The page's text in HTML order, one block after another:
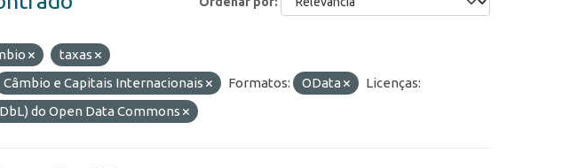
taxas
Câmbio e Capitais Internacionais Formatos: OData
Licenças:
do Open Data Commons